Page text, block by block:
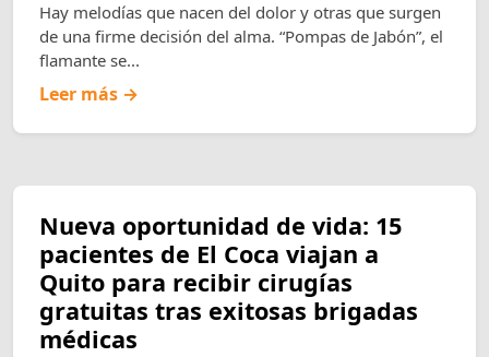
Hay melodías que nacen del dolor y otras que surgen
de una firme decisión del alma. “Pompas de Jabón”, el
flamante se...
Leer más →
Nueva oportunidad de vida: 15
pacientes de El Coca viajan a
Quito para recibir cirugías
gratuitas tras exitosas brigadas
médicas